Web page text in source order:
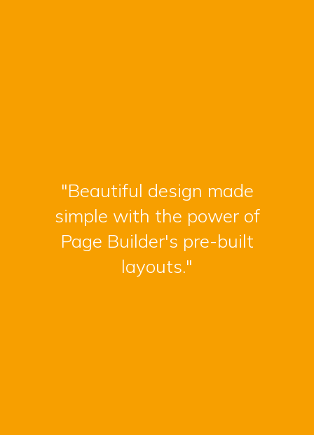
"Beautiful design made
simple with the power of
Page Builder's pre-built
layouts."